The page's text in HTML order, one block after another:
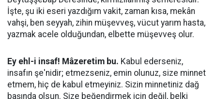
İşte, şu iki eseri yazdığım vakit, zaman kısa, mekân
vahşi, ben seyyah, zihin müşevveş, vücut yarım hasta,
yazmak acele olduğundan, elbette müşevveş olur.
Ey ehl-i insaf! Mâzeretim bu. Kabul ederseniz,
insafın şe'nidir; etmezseniz, emin olunuz, size minnet
etmem, hiç de kabul etmeyiniz. Sizin minnetiniz dağ
başında olsun. Size beğendirmek için değil, belki